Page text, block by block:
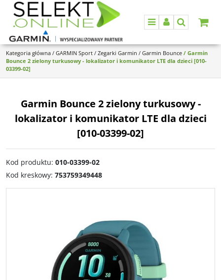
MenuPanelSzukaj
Kategoria główna / GARMIN Sport / Zegarki Garmin / Garmin Bounce / Garmin
Bounce 2 zielony turkusowy - lokalizator i komunikator LTE dla dzieci [010-
03399-02]
Garmin Bounce 2 zielony turkusowy -
lokalizator i komunikator LTE dla dzieci
[010-03399-02]
Kod produktu: 010-03399-02
Kod kreskowy: 753759349448